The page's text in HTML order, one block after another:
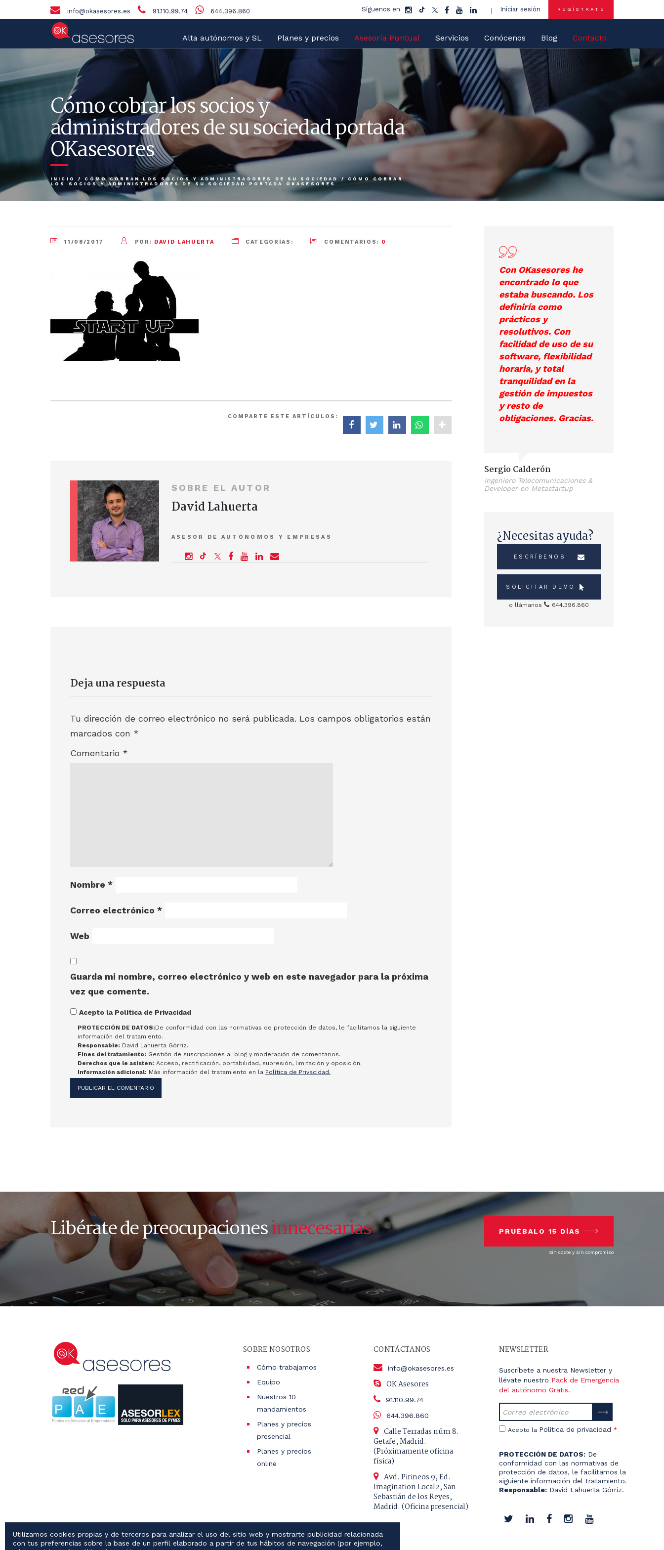
info@okasesores.es 91.110.99.74 644.396.860 Síguenos en Iniciar sesión REGÍSTRATE
Alta autónomos y SL Planes y precios Asesoría Puntual Servicios Conócenos Blog Contacto
Cómo cobrar los socios y
administradores de su sociedad portada
OKasesores
INICIO / CÓMO COBRAN LOS SOCIOS Y ADMINISTRADORES DE SU SOCIEDAD/CÓMO COBRAR
LOS SOCIOS Y ADMINISTRADORES DE SU SOCIEDAD PORTADA OKASESORES
11/08/2017 POR: DAVID LAHUERTA CATEGORÍAS: COMENTARIOS: 0
COMPARTE ESTE ARTÍCULOS:
SOBRE EL AUTOR
David Lahuerta
ASESOR DE AUTÓNOMOS Y EMPRESAS
Deja una respuesta
Tu dirección de correo electrónico no será publicada. Los campos obligatorios están
marcados con *
Comentario *
Nombre *
Correo electrónico *
Web
Guarda mi nombre, correo electrónico y web en este navegador para la próxima
vez que comente.
Acepto la Política de Privacidad
PROTECCIÓN DE DATOS:De conformidad con las normativas de protección de datos, le facilitamos la siguiente
información del tratamiento.
Responsable: David Lahuerta Górriz.
Fines del tratamiento: Gestión de suscripciones al blog y moderación de comentarios.
Derechos que le asisten: Acceso, rectificación, portabilidad, supresión, limitación y oposición.
Información adicional: Más información del tratamiento en la Política de Privacidad.
Con OKasesores he
encontrado lo que
estaba buscando. Los
definiría como
prácticos y
resolutivos. Con
facilidad de uso de su
software, flexibilidad
horaria, y total
tranquilidad en la
gestión de impuestos
y resto de
obligaciones. Gracias.
Sergio Calderón
Ingeniero Telecomunicaciones &
Developer en Metastartup
¿Necesitas ayuda?
ESCRÍBENOS
SOLICITAR DEMO
o llámanos 644.396.860
Libérate de preocupacionesinnecesarias PRUÉBALO 15 DÍAS
Sin coste y sin compromiso
SOBRE NOSOTROS
Cómo trabajamos
Equipo
Nuestros 10
mandamientos
Planes y precios
presencial
Planes y precios
online
CONTÁCTANOS
info@okasesores.es
OK Asesores
91.110.99.74
644.396.860
Calle Terradas núm 8.
Getafe, Madrid.
(Próximamente oficina
física)
Avd. Pirineos 9, Ed.
Imagination Local2, San
Sebastián de los Reyes,
Madrid. (Oficina presencial)
NEWSLETTER
Suscríbete a nuestra Newsletter y
llévate nuestro Pack de Emergencia
del autónomo Gratis.
Acepto la Política de privacidad *
PROTECCIÓN DE DATOS:De
conformidad con las normativas de
protección de datos, le facilitamos la
siguiente información del tratamiento.
Responsable:David Lahuerta Górriz.
servicios.
Derechos que le asisten:Acceso,
Utilizamos cookies propias y de terceros para analizar el uso del sitio web y mostrarte publicidad relacionada
con tus preferencias sobre la base de un perfil elaborado a partir de tus hábitos de navegación (por ejemplo,